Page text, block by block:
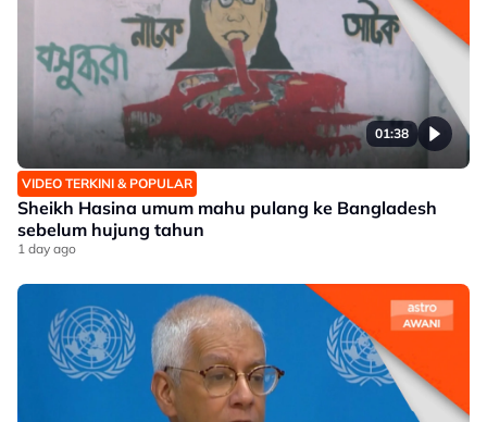
01:38
VIDEO TERKINI & POPULAR
Sheikh Hasina umum mahu pulang ke Bangladesh
sebelum hujung tahun
1 day ago